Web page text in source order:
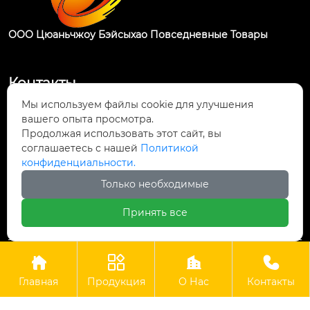
ООО Цюаньчжоу Бэйсыхао Повседневные Товары
Контакты

Промышленная зона Чэннань, уезд Хуэйань,
город Цюаньчжоу, провинция Фуцзянь
 +86-595-87325398
 +8618859472505
Авторские права © ООО Цюаньчжоу Бэйсыхао
Повседневные Товары

Главная

Продукция

О Нас

Контакты
Мы используем файлы cookie для улучшения
вашего опыта просмотра.
Продолжая использовать этот сайт, вы
соглашаетесь с нашей Политикой
конфиденциальности.
Только необходимые
Принять все